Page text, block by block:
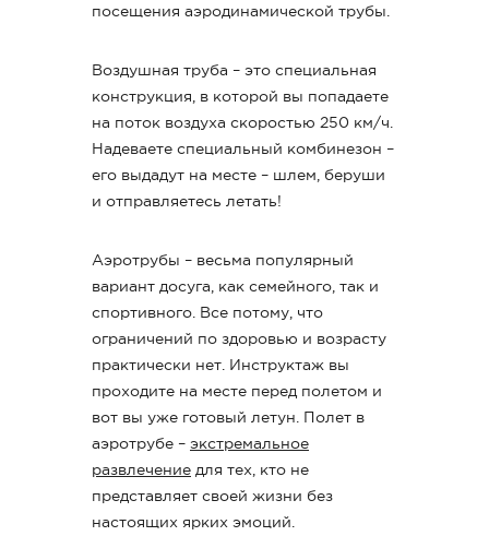
посещения аэродинамической трубы.
Воздушная труба – это специальная
конструкция, в которой вы попадаете
на поток воздуха скоростью 250 км/ч.
Надеваете специальный комбинезон –
его выдадут на месте – шлем, беруши
и отправляетесь летать!
Аэротрубы – весьма популярный
вариант досуга, как семейного, так и
спортивного. Все потому, что
ограничений по здоровью и возрасту
практически нет. Инструктаж вы
проходите на месте перед полетом и
вот вы уже готовый летун. Полет в
аэротрубе – экстремальное
развлечение для тех, кто не
представляет своей жизни без
настоящих ярких эмоций.